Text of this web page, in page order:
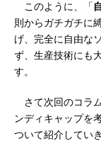
このように、「
則からガチガチに
げ、完全に自由な
ず、生産技術にも
す。
さて次回のコラ
ンディキャップを
ついて紹介してい